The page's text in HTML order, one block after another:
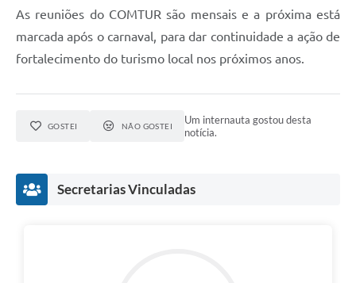
As reuniões do COMTUR são mensais e a próxima está
marcada após o carnaval, para dar continuidade a ação de
fortalecimento do turismo local nos próximos anos.
GOSTEI NÃO GOSTEI
Um internauta gostou desta
notícia.
Secretarias Vinculadas